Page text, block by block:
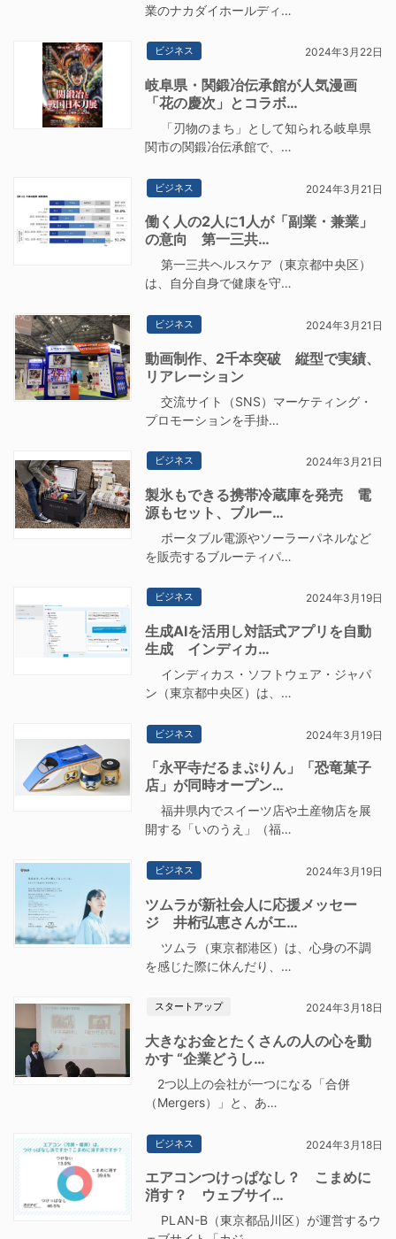
業のナカダイホールディ…
ビジネス 2024年3月22日
岐阜県・関鍛冶伝承館が人気漫画
「花の慶次」とコラボ…
「刃物のまち」として知られる岐阜県
関市の関鍛冶伝承館で、…
ビジネス 2024年3月21日
働く人の2人に1人が「副業・兼業」
の意向 第一三共…
第一三共ヘルスケア（東京都中央区）
は、自分自身で健康を守…
ビジネス 2024年3月21日
動画制作、2千本突破 縦型で実績、
リアレーション
交流サイト（SNS）マーケティング・
プロモーションを手掛…
ビジネス 2024年3月21日
製氷もできる携帯冷蔵庫を発売 電
源もセット、ブルー…
ポータブル電源やソーラーパネルなど
を販売するブルーティパ…
ビジネス 2024年3月19日
生成AIを活用し対話式アプリを自動
生成 インディカ…
インディカス・ソフトウェア・ジャパ
ン（東京都中央区）は、…
ビジネス 2024年3月19日
「永平寺だるまぷりん」「恐竜菓子
店」が同時オープン…
福井県内でスイーツ店や土産物店を展
開する「いのうえ」（福…
ビジネス 2024年3月19日
ツムラが新社会人に応援メッセー
ジ 井桁弘恵さんがエ…
ツムラ（東京都港区）は、心身の不調
を感じた際に休んだり、…
スタートアップ 2024年3月18日
大きなお金とたくさんの人の心を動
かす “企業どうし…
2つ以上の会社が一つになる「合併
（Mergers）」と、あ…
ビジネス 2024年3月18日
エアコンつけっぱなし？ こまめに
消す？ ウェブサイ…
PLAN-B（東京都品川区）が運営するウ